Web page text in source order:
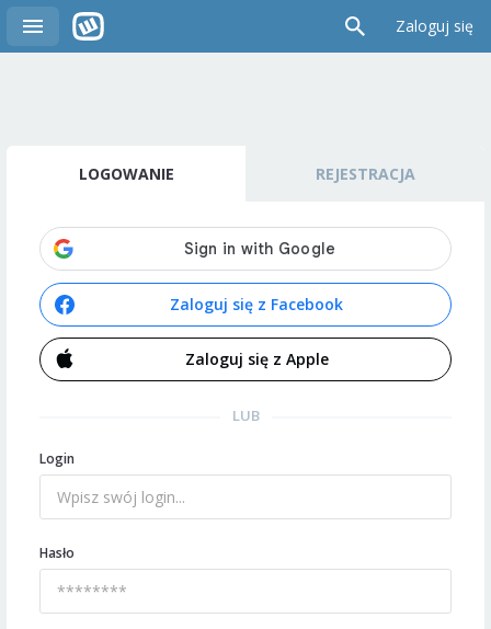
Zaloguj się
LOGOWANIE REJESTRACJA
Zaloguj się z Facebook
Zaloguj się z Apple
LUB
Login
Hasło